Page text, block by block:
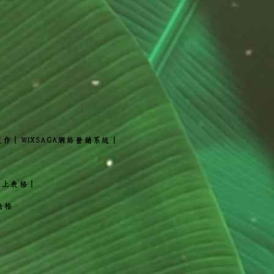
作 ｜WIXSAGA網絡營銷系統｜
表格｜
格